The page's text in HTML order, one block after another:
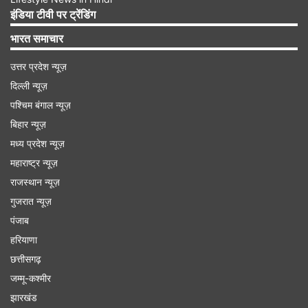
क्यों लौटी शेयरों में तेजी
दरअसल इन दोनों कंपनियों पर भारी कर्ज था जो अब करीब
करीब खत्म हो गया है। अनिल अंबानी के स्वामित्व वाली
रिलायंस इन्फ्रास्ट्रक्चर लिमिटेड ने भारतीय जीवन बीमा
निगम (एलआईसी), आईसीआईसीआई बैंक और अन्य
कर्जदाताओं का बकाया चुकाने के बाद अपना एकल कर्ज 87
प्रतिशत घटा लिया है। अब कंपनी पर 475 करोड़ रुपये का
इंडिया टीवी पर ट्रेंडिंग
भारत समाचार
उत्तर प्रदेश न्यूज़
दिल्ली न्यूज़
पश्चिम बंगाल न्यूज़
बिहार न्यूज़
मध्य प्रदेश न्यूज़
महाराष्ट्र न्यूज़
राजस्थान न्यूज़
गुजरात न्यूज़
पंजाब
हरियाणा
छत्तीसगढ़
जम्मू-कश्मीर
झारखंड